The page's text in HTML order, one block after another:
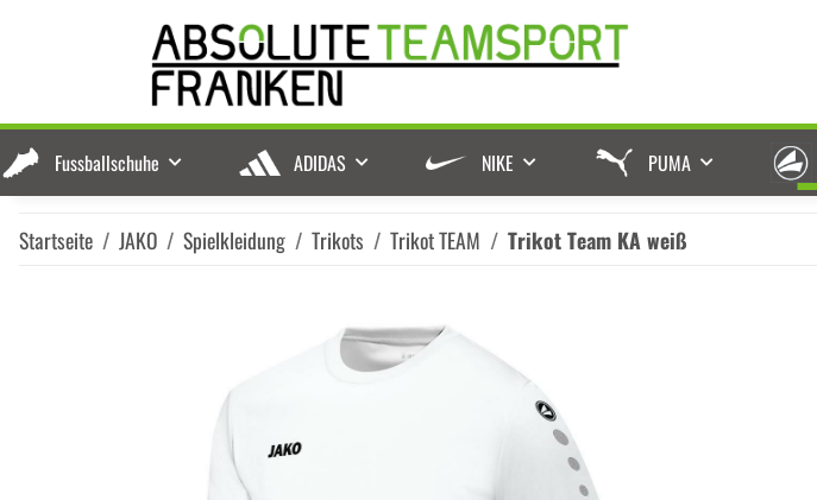
Fussballschuhe ADIDAS NIKE PUMA
Startseite JAKO Spielkleidung Trikots Trikot TEAM Trikot Team KA weiß